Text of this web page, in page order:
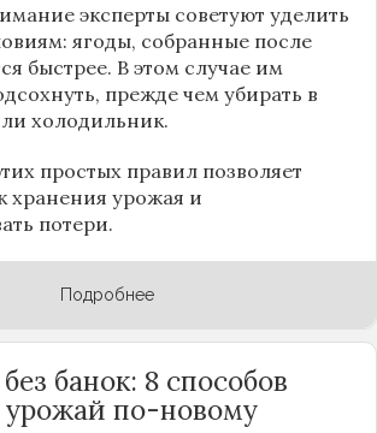
эксперты советуют уделить
ягоды, собранные после
быстрее. В этом случае им
прежде чем убирать в
холодильник.
простых правил позволяет
хранения урожая и
потери.
Подробнее
банок: 8 способов
урожай по-новому